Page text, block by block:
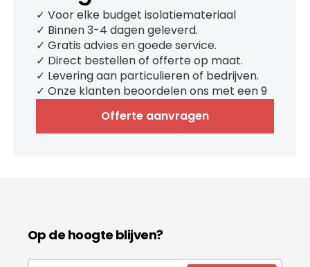
✓ Voor elke budget isolatiemateriaal
✓ Binnen 3-4 dagen geleverd.
✓ Gratis advies en goede service.
✓ Direct bestellen of offerte op maat.
✓ Levering aan particulieren of bedrijven.
✓ Onze klanten beoordelen ons met een 9
Offerte aanvragen
Op de hoogte blijven?